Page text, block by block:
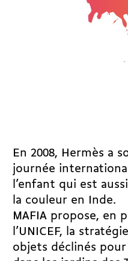
En 2008, Hermès a
journée
l’enfant qui est
la couleur en Inde.
MAFIA propose, en
l’UNICEF, la
objets déclinés